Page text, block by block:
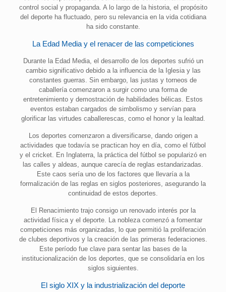
control social y propaganda. A lo largo de la historia, el propósito
del deporte ha fluctuado, pero su relevancia en la vida cotidiana
ha sido constante.
La Edad Media y el renacer de las competiciones
Durante la Edad Media, el desarrollo de los deportes sufrió un
cambio significativo debido a la influencia de la Iglesia y las
constantes guerras. Sin embargo, las justas y torneos de
caballería comenzaron a surgir como una forma de
entretenimiento y demostración de habilidades bélicas. Estos
eventos estaban cargados de simbolismo y servían para
glorificar las virtudes caballerescas, como el honor y la lealtad.
Los deportes comenzaron a diversificarse, dando origen a
actividades que todavía se practican hoy en día, como el fútbol
y el cricket. En Inglaterra, la práctica del fútbol se popularizó en
las calles y aldeas, aunque carecía de reglas estandarizadas.
Este caos sería uno de los factores que llevaría a la
formalización de las reglas en siglos posteriores, asegurando la
continuidad de estos deportes.
El Renacimiento trajo consigo un renovado interés por la
actividad física y el deporte. La nobleza comenzó a fomentar
competiciones más organizadas, lo que permitió la proliferación
de clubes deportivos y la creación de las primeras federaciones.
Este período fue clave para sentar las bases de la
institucionalización de los deportes, que se consolidaría en los
siglos siguientes.
El siglo XIX y la industrialización del deporte